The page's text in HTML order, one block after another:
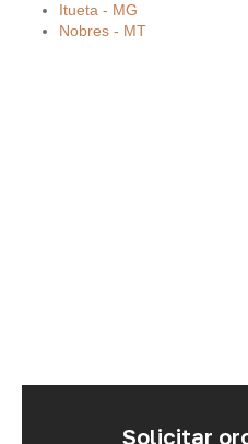
Itueta - MG
Nobres - MT
Solicitar